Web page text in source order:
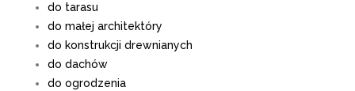
do tarasu
do małej architektóry
do konstrukcji drewnianych
do dachów
do ogrodzenia